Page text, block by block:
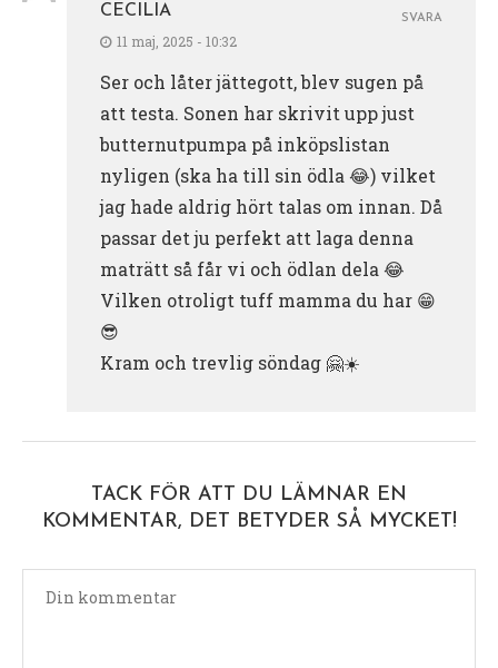
CECILIA
11 maj, 2025 - 10:32
Ser och låter jättegott, blev sugen på
att testa. Sonen har skrivit upp just
butternutpumpa på inköpslistan
nyligen (ska ha till sin ödla 😂) vilket
jag hade aldrig hört talas om innan. Då
passar det ju perfekt att laga denna
maträtt så får vi och ödlan dela 😂
Vilken otroligt tuff mamma du har 😁
😎
Kram och trevlig söndag 🤗☀️
SVARA
TACK FÖR ATT DU LÄMNAR EN
KOMMENTAR, DET BETYDER SÅ MYCKET!